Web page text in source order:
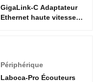
GigaLink-C Adaptateur
Ethernet haute vitesse
Périphérique
Laboca-Pro Écouteurs